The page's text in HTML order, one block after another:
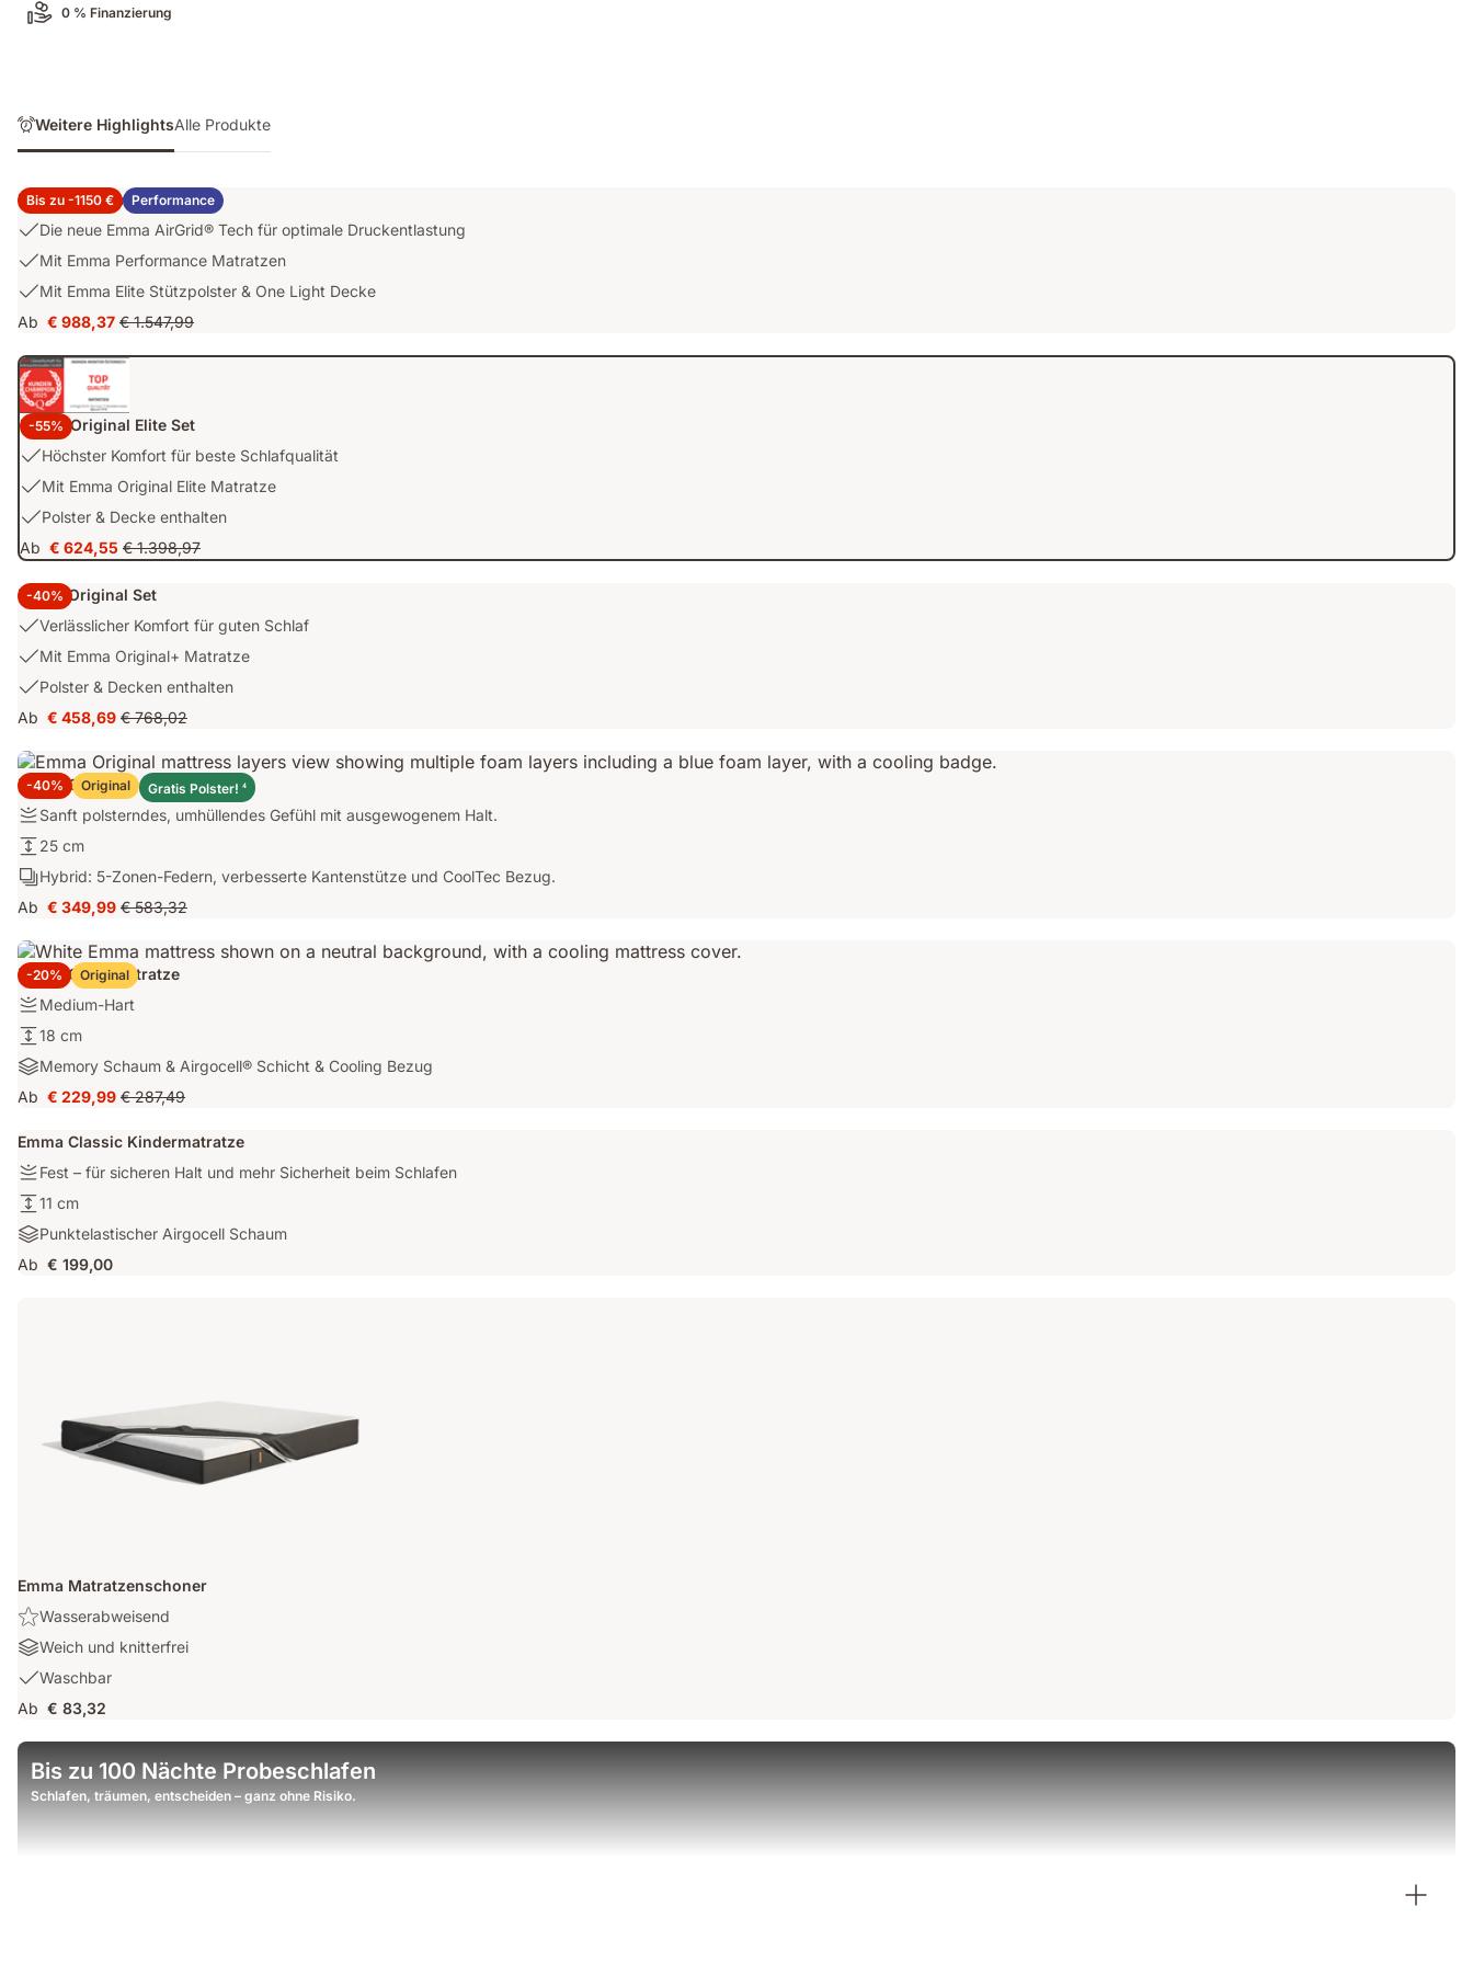
0 % Finanzierung
Weitere HighlightsAlle Produkte
Bis zu -1150 € Performance
Emma Performance Set
USP
Die
neue
Emma
Tech
für
optimale
Druckentlastung
Die neue Emma AirGrid® Tech für optimale Druckentlastung
USP
Mit
Emma
Matratzen
Mit Emma Performance Matratzen
USP
3:
Mit
Emma
Elite
Stützpolster
&
One
Light
Decke
Mit Emma Elite Stützpolster & One Light Decke
Ab Preis
€ 988,37
€ 988,37 Ursprünglicher
Preis
€ 1.547,99
-55%
Emma Original Elite Set
USP
Höchster
Komfort
für
beste
Schlafqualität
Höchster Komfort für beste Schlafqualität
USP
Mit
Emma
Elite
Matratze
Mit Emma Original Elite Matratze
USP
3:
Polster
&
Decke
enthalten
Polster & Decke enthalten
Ab Preis
€ 624,55 Ursprünglicher
€ 1.398,97
€ 1.398,97
-40%
Emma Original Set
USP
Verlässlicher
Komfort
für
Schlaf
Verlässlicher Komfort für guten Schlaf
USP
Mit
Emma
Matratze
Mit Emma Original+ Matratze
USP
3:
Polster
&
Decken
enthalten
Polster & Decken enthalten
Ab Preis
€ 458,69 Ursprünglicher
€ 768,02
€ 768,02
-40% Original Gratis Polster! 4
Emma Original+ Matratze
Festigkeit:
Sanft
polsterndes,
umhüllendes
Gefühl
ausgewogenem
Halt.
Sanft polsterndes, umhüllendes Gefühl mit ausgewogenem Halt.
Höhe:
25
cm
25 cm
Schichten:
Hybrid:
5-
Zonen-
Federn,
verbesserte
Kantenstütze
und
CoolTec
Bezug.
Hybrid: 5-Zonen-Federn, verbesserte Kantenstütze und CoolTec Bezug.
Ab Preis
€ 349,99 Ursprünglicher
€ 583,32
€ 583,32
-20% Original
Emma One+ Matratze
Festigkeit:
Medium-
Hart
Medium-Hart
Höhe:
18
cm
18 cm
Materialien:
Memory
Schaum
Airgocell®
Schicht
&
Cooling
Bezug
Memory Schaum & Airgocell® Schicht & Cooling Bezug
Ab Preis
€ 229,99 Ursprünglicher
€ 287,49
€ 287,49
Emma Classic Kindermatratze
Fest
–
für
sicheren
Halt
Fest – für sicheren Halt und mehr Sicherheit beim Schlafen
11
cm
11 cm
Punktelastischer
Airgocell
Schaum
Punktelastischer Airgocell Schaum
Ab € 199,00
Emma Matratzenschoner
Highlight:
Wasserabweisend
Wasserabweisend
Materialien:
Weich
und
knitterfrei
Weich und knitterfrei
Waschbar:
Waschbar
Waschbar
Ab € 83,32
Bis zu 100 Nächte Probeschlafen
Schlafen, träumen, entscheiden – ganz ohne Risiko.